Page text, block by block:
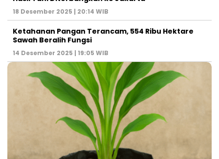
18 Desember 2025 | 20:14 WIB
Ketahanan Pangan Terancam, 554 Ribu Hektare
Sawah Beralih Fungsi
14 Desember 2025 | 19:05 WIB